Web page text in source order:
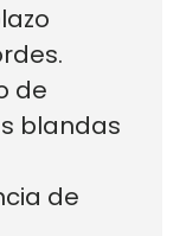
de
blandas
de